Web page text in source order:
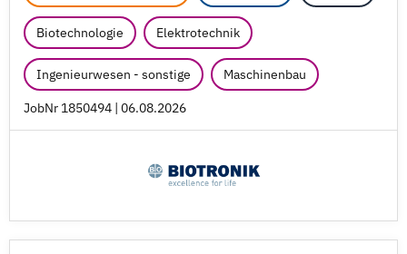
Biotechnologie Elektrotechnik
Ingenieurwesen - sonstige Maschinenbau
JobNr 1850494 | 06.08.2026